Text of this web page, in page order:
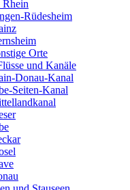
Rüdesheim
Orte
und Kanäle
Donau-Kanal
Seiten-Kanal